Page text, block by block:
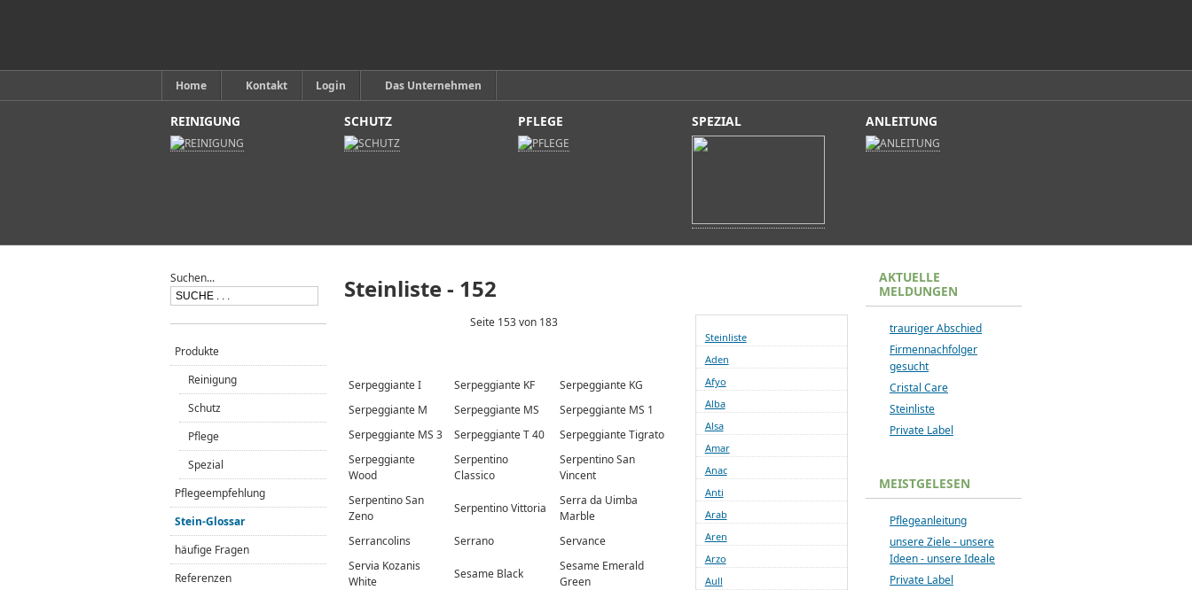
Home Kontakt Login Das Unternehmen
REINIGUNG SCHUTZ PFLEGE SPEZIAL ANLEITUNG
Steinliste - 152
Steinliste
Aden
Afyo
Alba
Alsa
Amar
Anac
Anti
Arab
Aren
Arzo
Aull
Seite 153 von 183
Serpeggiante I Serpeggiante KF
Serpeggiante KG
Serpeggiante M
Serpeggiante MS
Serpeggiante MS 1
Serpeggiante MS 3
Serpeggiante T 40
Serpeggiante Tigrato
Serpeggiante
Wood
Serpentino
Classico
Serpentino San
Vincent
Serpentino San
Zeno
Serpentino Vittoria
Serra da Uimba
Marble
Serrancolins
Serrano
Servance
Servia Kozanis
White
Sesame Black
Sesame Emerald
Green
Suchen...
Produkte
Reinigung
Schutz
Pflege
Spezial
Pflegeempfehlung
Stein-Glossar
häufige Fragen
Referenzen
AKTUELLE
MELDUNGEN
trauriger Abschied
Firmennachfolger
gesucht
Cristal Care
Steinliste
Private Label
MEISTGELESEN
Pflegeanleitung
unsere Ziele - unsere
Ideen - unsere Ideale
Private Label